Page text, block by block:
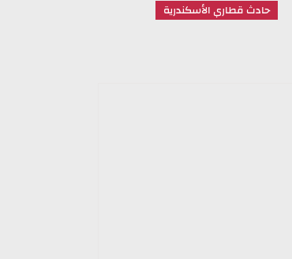
حادث قطاري الأسكندرية